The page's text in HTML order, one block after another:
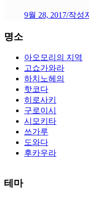
9월 28, 2017/작성
명소
아오모리의 지역
고쇼가와라
하치노헤의
핫코다
히로사키
구로이시
시모키타
쓰가루
도와다
후카우라
The alertness of CCNA
exam, you can do with our
테마